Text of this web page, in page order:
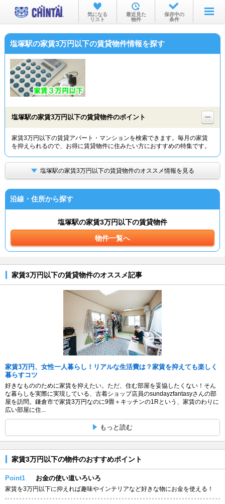
お部屋を探す
沿線・駅から
物件特集から
TOP
気になる
リスト
最近見た
物件
保存中の
条件
塩塚駅の家賃3万円以下の賃貸物件情報を探す
塩塚駅の家賃3万円以下の賃貸物件のポイント
家賃3万円以下の賃貸アパート・マンションを検索できます。毎月の家賃
を抑えられるので、お得に賃貸物件に住みたい方におすすめの特集です。
塩塚駅の家賃3万円以下の賃貸物件のオススメ情報を見る
沿線・住所から探す
塩塚駅の家賃3万円以下の賃貸物件
物件一覧へ
家賃3万円以下の賃貸物件のオススメ記事
家賃3万円、女性一人暮らし！リアルな生活費は？家賃を抑えても楽しく
暮らすコツ
好きなもののために家賃を抑えたい。ただ、住む部屋を妥協したくない！そん
な暮らしを実際に実現している、古着ショップ店員のsundayzfantasyさんの部
屋を訪問。鎌倉市で家賃3万円なのに9畳＋キッチンの1Rという、家賃のわりに
広い部屋に住...
もっと読む
家賃3万円以下の物件のおすすめポイント
Point1 お金の使い道いろいろ
家賃を3万円以下に抑えれば趣味やインテリアなど好きな物にお金を使える！